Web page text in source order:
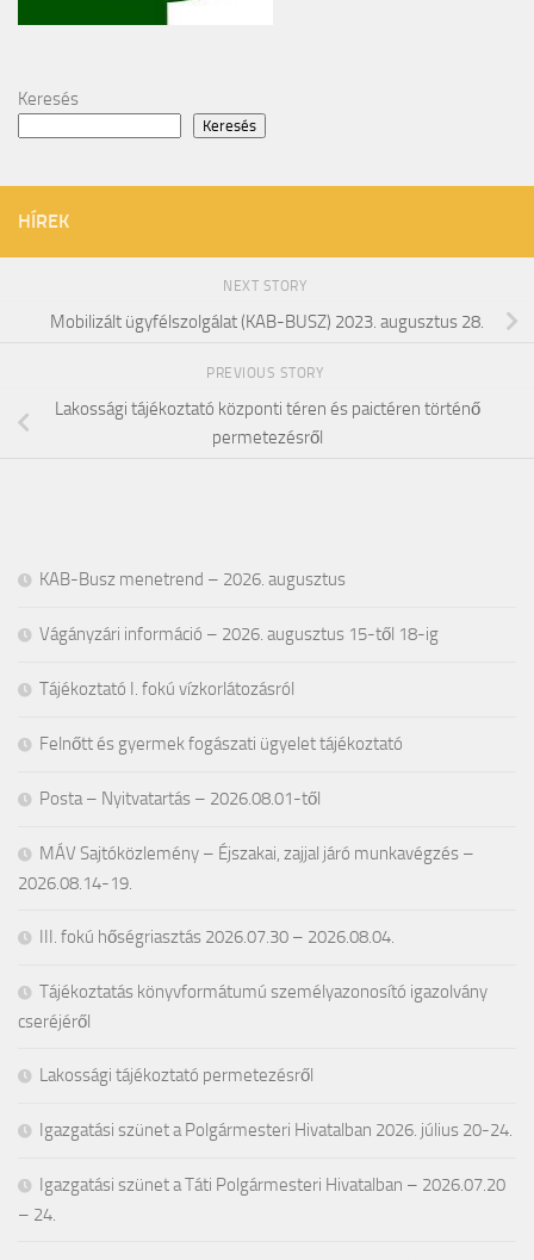
Keresés
Keresés
HÍREK
NEXT STORY
Mobilizált ügyfélszolgálat (KAB-BUSZ) 2023. augusztus 28.
PREVIOUS STORY
Lakossági tájékoztató központi téren és paictéren történő
permetezésről
KAB-Busz menetrend – 2026. augusztus
Vágányzári információ – 2026. augusztus 15-től 18-ig
Tájékoztató I. fokú vízkorlátozásról
Felnőtt és gyermek fogászati ügyelet tájékoztató
Posta – Nyitvatartás – 2026.08.01-től
MÁV Sajtóközlemény – Éjszakai, zajjal járó munkavégzés –
2026.08.14-19.
III. fokú hőségriasztás 2026.07.30 – 2026.08.04.
Tájékoztatás könyvformátumú személyazonosító igazolvány
cseréjéről
Lakossági tájékoztató permetezésről
Igazgatási szünet a Polgármesteri Hivatalban 2026. július 20-24.
Igazgatási szünet a Táti Polgármesteri Hivatalban – 2026.07.20
– 24.